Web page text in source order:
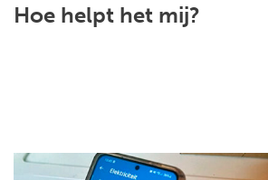
Hoe helpt het mij?